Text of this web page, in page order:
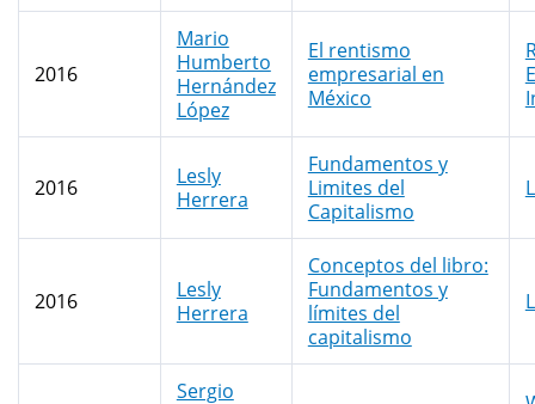
2016
Mario
Humberto
Hernández
López
El rentismo
empresarial en
México
2016
Lesly
Herrera
Fundamentos y
Limites del
Capitalismo
2016
Lesly
Herrera
Conceptos del libro:
Fundamentos y
límites del
capitalismo
Sergio